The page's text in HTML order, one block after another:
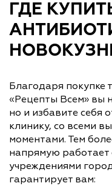
ГДЕ
Благодаря покупке
«Рецепты Всем» вы
но и избавите себя
клинику, со всеми
моментами. Тем
напрямую работает
учреждениями
гарантирует вам: